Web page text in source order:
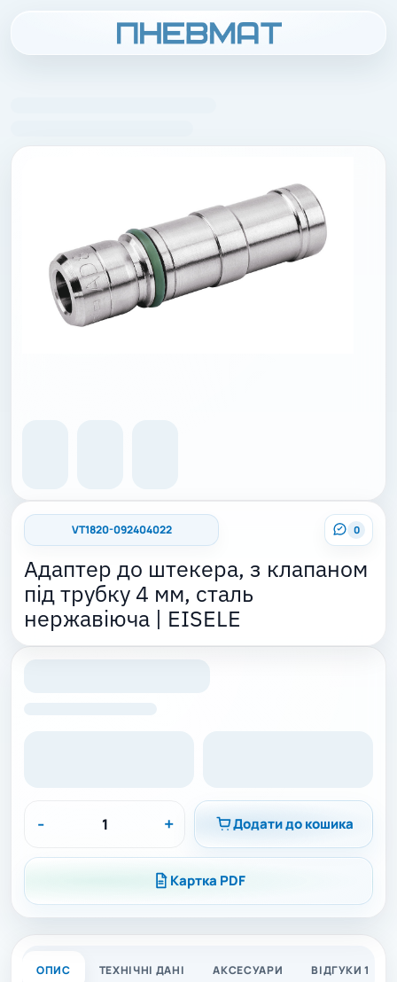
0
VT1820-092404022
Адаптер до штекера, з клапаном
під трубку 4 мм, сталь
нержавіюча | EISELE
- + Додати до кошика
Картка PDF
ОПИС ТЕХНІЧНІ ДАНІ АКСЕСУАРИ ВІДГУКИ 1